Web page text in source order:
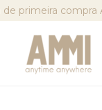
de primeira compra